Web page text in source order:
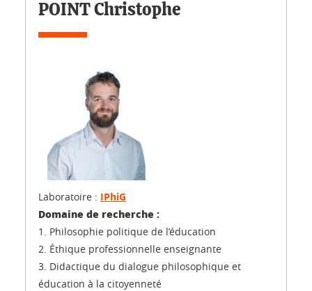
POINT Christophe
Laboratoire : IPhiG
Domaine de recherche :
1. Philosophie politique de l’éducation
2. Éthique professionnelle enseignante
3. Didactique du dialogue philosophique et
éducation à la citoyenneté